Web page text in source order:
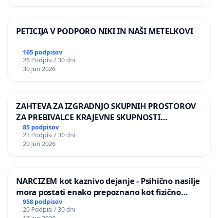
vrsti poskrbeti za zagotavljanje zadostnega številka
primerno ovrednotenim delom v dovolj dobrih
delovnih pogojih. Ravnatelji in drugi pedagoški
in prostorskih pogojev, v katerih bodo lahko v
vzgojno-izobraževalnih zavodih učinkovito izvajali
pedagoški in vzgojni proces. S podobnimi
kadrovskimi in sistemskimi izzivi se soočajo v
Psihoterapija je proces, v katerem pri
neposrednem delu z ljudmi vplivamo na
spremembe v njihovem mišljenju, čustvovanju
PETICIJA V PODPORO NIKI IN NAŠI METELKOVI
165 podpisov
26 Podpisi / 30 dni
30 Jun 2026
ZAHTEVA ZA IZGRADNJO SKUPNIH PROSTOROV
ZA PREBIVALCE KRAJEVNE SKUPNOSTI
PRESTRANEK
85 podpisov
23 Podpisi / 30 dni
20 Jun 2026
NARCIZEM kot kaznivo dejanje - Psihično nasilje
mora postati enako prepoznano kot fizično
nasilje
958 podpisov
20 Podpisi / 30 dni